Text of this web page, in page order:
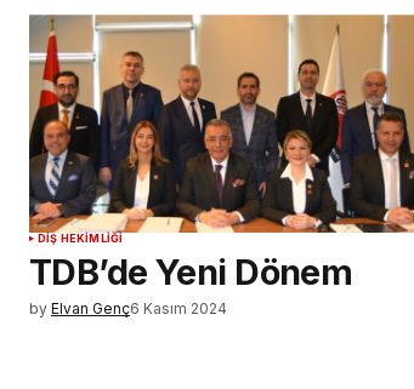
DIŞ HEKIMLIĞI
TDB’de Yeni Dönem
by Elvan Genç6 Kasım 2024